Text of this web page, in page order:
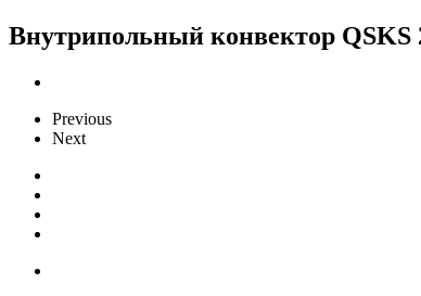
Внутрипольный конвектор QSKS
Previous
Next